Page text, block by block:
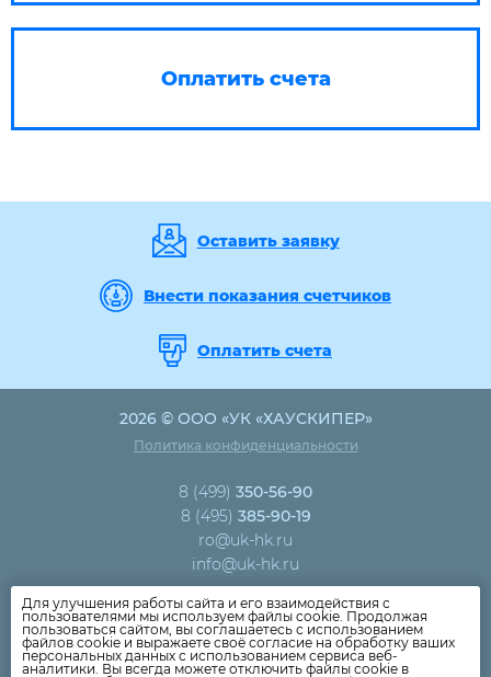
Оплатить счета
Оставить заявку
Внести показания счетчиков
Оплатить счета
2026 © ООО «УК «ХАУСКИПЕР»
Политика конфиденциальности
8 (499) 350-56-90
8 (495) 385-90-19
ro@uk-hk.ru
info@uk-hk.ru
Новости компании
Как оплатить
Дома
Для улучшения работы сайта и его взаимодействия с
пользователями мы используем файлы cookie. Продолжая
пользоваться сайтом, вы соглашаетесь с использованием
файлов cookie и выражаете своё согласие на обработку ваших
персональных данных с использованием сервиса веб-
аналитики. Вы всегда можете отключить файлы cookie в